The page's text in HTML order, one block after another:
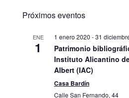
Próximos eventos
ENE
1
1 enero 2020 -31
Patrimonio
Instituto Alicantino
Albert (IAC)
Casa Bardín
Calle San Fernando, 44